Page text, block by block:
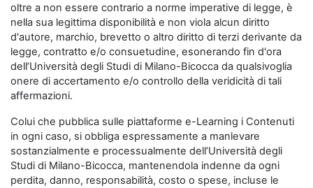
oltre a non essere contrario a norme imperative di legge, è
nella sua legittima disponibilità e non viola alcun diritto
d'autore, marchio, brevetto o altro diritto di terzi derivante da
legge, contratto e/o consuetudine, esonerando fin d'ora
dell’Università degli Studi di Milano-Bicocca da qualsivoglia
onere di accertamento e/o controllo della veridicità di tali
affermazioni.
Colui che pubblica sulle piattaforme e-Learning i Contenuti
in ogni caso, si obbliga espressamente a manlevare
sostanzialmente e processualmente dell’Università degli
Studi di Milano-Bicocca, mantenendola indenne da ogni
perdita, danno, responsabilità, costo o spese, incluse le